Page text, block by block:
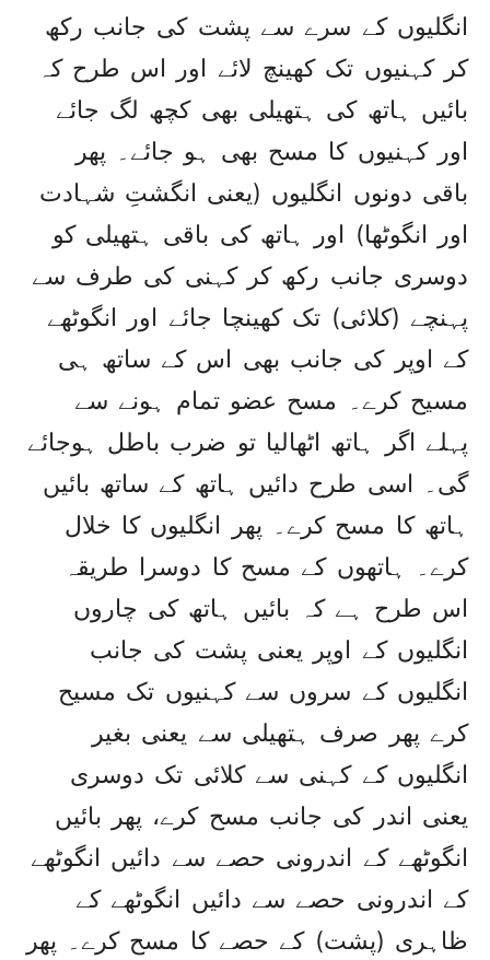
انگلیوں کے سرے سے پشت کی جانب رکھ
کر کہنیوں تک کھینچ لائے اور اس طرح کہ
بائیں ہاتھ کی ہتھیلی بھی کچھ لگ جائے
اور کہنیوں کا مسح بھی ہو جائے۔ پھر
باقی دونوں انگلیوں (یعنی انگشتِ شہادت
اور انگوٹھا) اور ہاتھ کی باقی ہتھیلی کو
دوسری جانب رکھ کر کہنی کی طرف سے
پہنچے (کلائی) تک کھینچا جائے اور انگوٹھے
کے اوپر کی جانب بھی اس کے ساتھ ہی
مسیح کرے۔ مسح عضو تمام ہونے سے
پہلے اگر ہاتھ اٹھالیا تو ضرب باطل ہوجائے
گی۔ اسی طرح دائیں ہاتھ کے ساتھ بائیں
ہاتھ کا مسح کرے۔ پھر انگلیوں کا خلال
کرے۔ ہاتھوں کے مسح کا دوسرا طریقہ
اس طرح ہے کہ بائیں ہاتھ کی چاروں
انگلیوں کے اوپر یعنی پشت کی جانب
انگلیوں کے سروں سے کہنیوں تک مسیح
کرے پھر صرف ہتھیلی سے یعنی بغیر
انگلیوں کے کہنی سے کلائی تک دوسری
یعنی اندر کی جانب مسح کرے، پھر بائیں
انگوٹھے کے اندرونی حصے سے دائیں انگوٹھے
کے اندرونی حصے سے دائیں انگوٹھے کے
ظاہری (پشت) کے حصے کا مسح کرے۔ پھر